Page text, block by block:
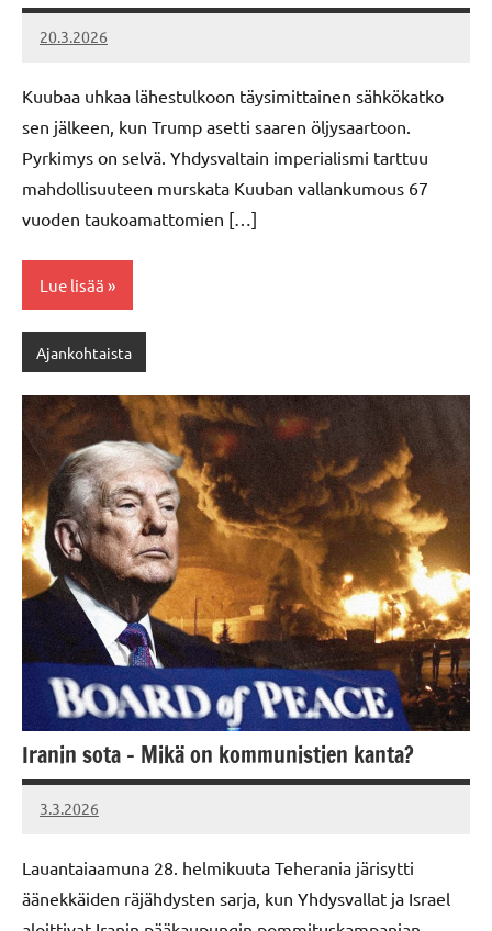
20.3.2026
Vallankumous
Kuubaa uhkaa lähestulkoon täysimittainen sähkökatko
sen jälkeen, kun Trump asetti saaren öljysaartoon.
Pyrkimys on selvä. Yhdysvaltain imperialismi tarttuu
mahdollisuuteen murskata Kuuban vallankumous 67
vuoden taukoamattomien […]
Lue lisää
Ajankohtaista
Iranin sota – Mikä on kommunistien kanta?
3.3.2026
Vallankumous
Lauantaiaamuna 28. helmikuuta Teherania järisytti
äänekkäiden räjähdysten sarja, kun Yhdysvallat ja Israel